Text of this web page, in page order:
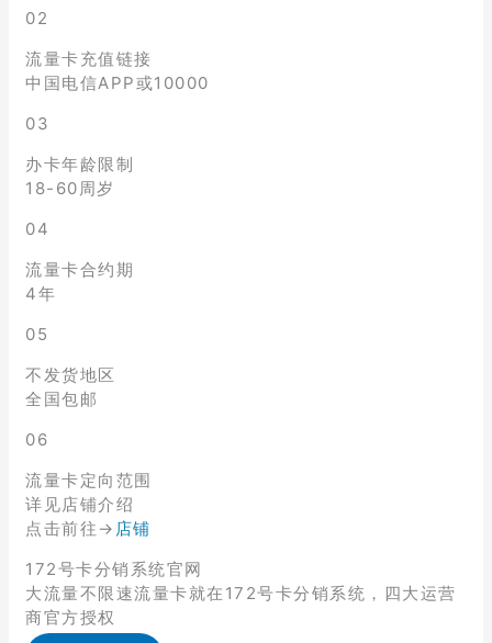
02
流量卡充值链接
中国电信APP或10000
03
办卡年龄限制
18-60周岁
04
流量卡合约期
4年
05
不发货地区
全国包邮
06
流量卡定向范围
详见店铺介绍
点击前往→ 店铺
172号卡分销系统官网
大流量不限速流量卡就在172号卡分销系统，四大运营
商官方授权